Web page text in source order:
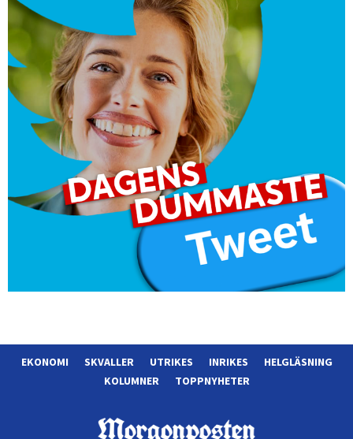
EKONOMI SKVALLER UTRIKES INRIKES
HELGLÄSNING
KOLUMNER
TOPPNYHETER